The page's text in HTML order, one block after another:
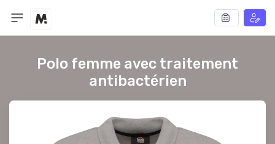
Polo femme avec traitement
antibactérien